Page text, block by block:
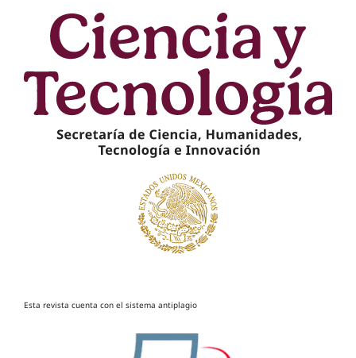
Esta revista cuenta con el sistema antiplagio